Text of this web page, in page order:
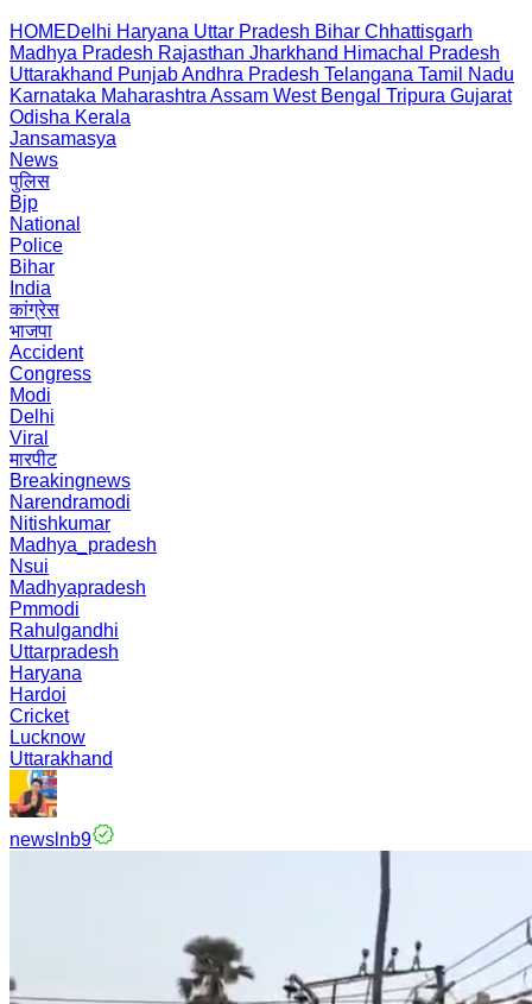
HOMEDelhi Haryana Uttar Pradesh Bihar Chhattisgarh
Madhya Pradesh Rajasthan Jharkhand Himachal Pradesh
Uttarakhand PunjabAndhra Pradesh Telangana Tamil Nadu
Karnataka Maharashtra Assam West Bengal Tripura Gujarat
Odisha Kerala
Jansamasya
News
पुलिस
Bjp
National
Police
Bihar
India
कांग्रेस
भाजपा
Accident
Congress
Modi
Delhi
Viral
मारपीट
Breakingnews
Narendramodi
Nitishkumar
Madhya_pradesh
Nsui
Madhyapradesh
Pmmodi
Rahulgandhi
Uttarpradesh
Haryana
Hardoi
Cricket
Lucknow
Uttarakhand
newslnb9